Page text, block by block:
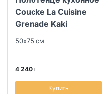
Coucke La Cuisine
Grenade Kaki
50х75 см
4 240
Купить